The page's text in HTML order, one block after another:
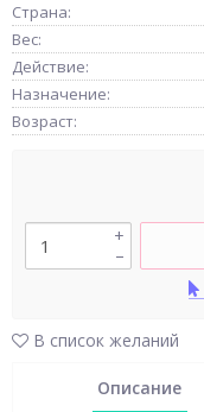
Страна:
Вес:
Действие:
Назначение:
Возраст:
–
+
В список желаний
Описание